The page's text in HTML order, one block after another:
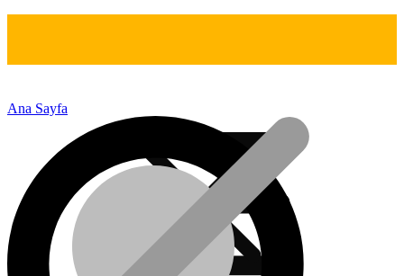
Ana Sayfa